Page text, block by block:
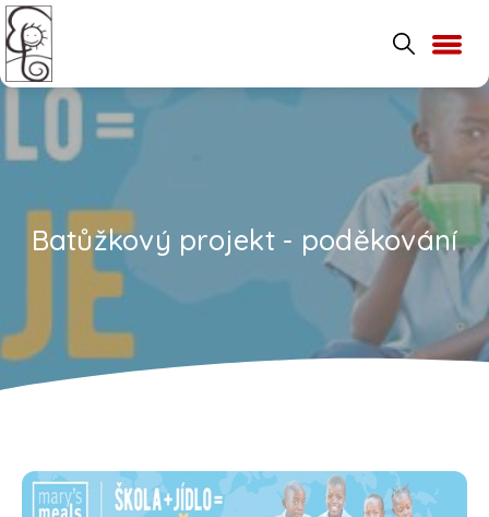
Batůžkový projekt - poděkování